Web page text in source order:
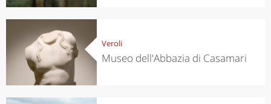
Veroli
Museo dell'Abbazia di Casamari